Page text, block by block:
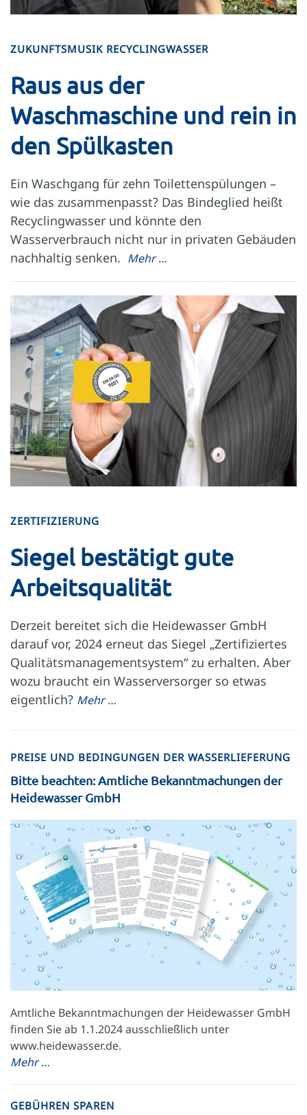
ZUKUNFTSMUSIK RECYCLINGWASSER
Raus aus der
Waschmaschine und rein in
den Spülkasten
Ein Waschgang für zehn Toilettenspülungen –
wie das zusammenpasst? Das Bindeglied heißt
Recyclingwasser und könnte den
Wasserverbrauch nicht nur in privaten Gebäuden
nachhaltig senken. Mehr …
ZERTIFIZIERUNG
Siegel bestätigt gute
Arbeitsqualität
Derzeit bereitet sich die Heidewasser GmbH
darauf vor, 2024 erneut das Siegel „Zertifiziertes
Qualitätsmanagementsystem“ zu erhalten. Aber
wozu braucht ein Wasserversorger so etwas
eigentlich? Mehr …
PREISE UND BEDINGUNGEN DER WASSERLIEFERUNG
Bitte beachten: Amtliche Bekanntmachungen der
Heidewasser GmbH
Amtliche Bekanntmachungen der Heidewasser GmbH
finden Sie ab 1.1.2024 ausschließlich unter
www.heidewasser.de.
Mehr …
GEBÜHREN SPAREN